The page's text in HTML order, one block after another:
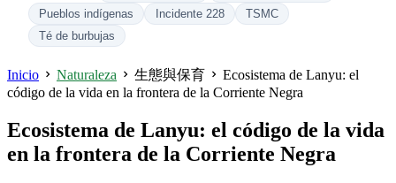
Pueblos indígenas
Incidente 228
TSMC
Té de burbujas
Inicio Naturaleza 生態與保育
Ecosistema de Lanyu: el
código de la vida en la frontera de la Corriente Negra
Ecosistema de Lanyu: el código de la vida
en la frontera de la Corriente Negra